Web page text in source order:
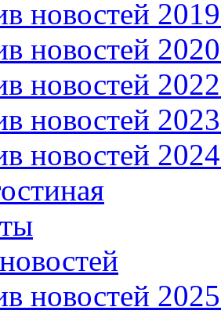
новостей
новостей
новостей
новостей
новостей
новостей